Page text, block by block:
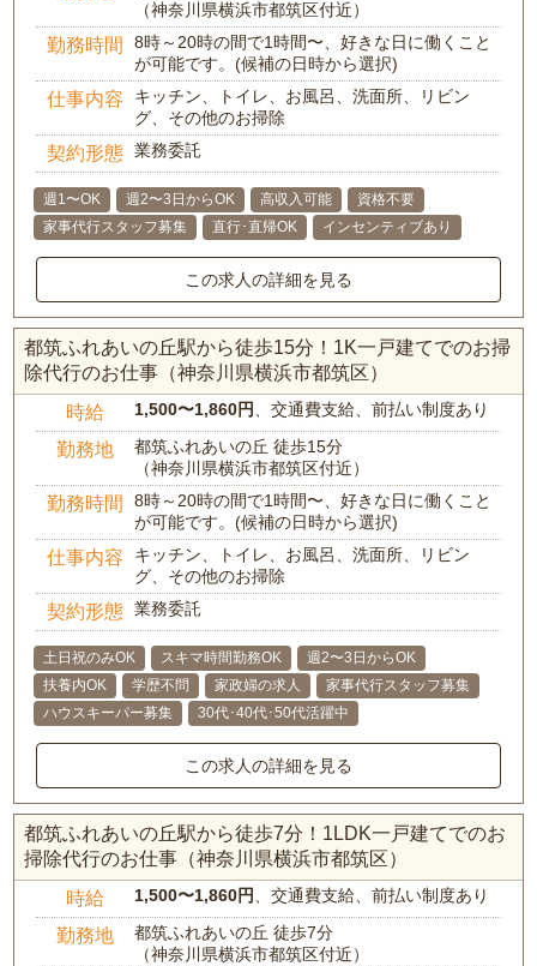
（神奈川県横浜市都筑区付近）
勤務時間
8時～20時の間で1時間〜、好きな日に働くこと
が可能です。(候補の日時から選択)
仕事内容
キッチン、トイレ、お風呂、洗面所、リビン
グ、その他のお掃除
契約形態 業務委託
週1〜OK 週2〜3日からOK 高収入可能
資格不要
家事代行スタッフ募集
直行･直帰OK インセンティブあり
この求人の詳細を見る
都筑ふれあいの丘駅から徒歩15分！1K一戸建てでのお掃
除代行のお仕事（神奈川県横浜市都筑区）
時給 1,500〜1,860円、交通費支給、前払い制度あり
勤務地
都筑ふれあいの丘 徒歩15分
（神奈川県横浜市都筑区付近）
勤務時間
8時～20時の間で1時間〜、好きな日に働くこと
が可能です。(候補の日時から選択)
仕事内容
キッチン、トイレ、お風呂、洗面所、リビン
グ、その他のお掃除
契約形態 業務委託
土日祝のみOK スキマ時間勤務OK
週2〜3日からOK
扶養内OK
学歴不問 家政婦の求人
家事代行スタッフ募集
ハウスキーパー募集
30代･40代･50代活躍中
この求人の詳細を見る
都筑ふれあいの丘駅から徒歩7分！1LDK一戸建てでのお
掃除代行のお仕事（神奈川県横浜市都筑区）
時給 1,500〜1,860円、交通費支給、前払い制度あり
勤務地
都筑ふれあいの丘 徒歩7分
（神奈川県横浜市都筑区付近）